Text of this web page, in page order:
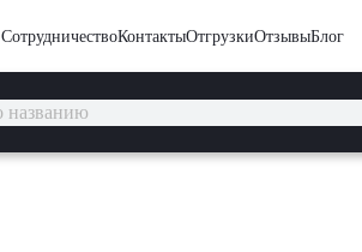
СотрудничествоКонтактыОтгрузкиОтзывыБлог